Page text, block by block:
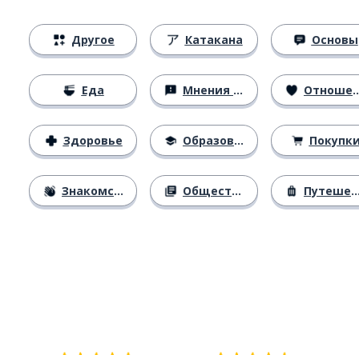
Другое
Еда
Здоровье
Знакомство
Катакана
Мнения и убеждения
Образование
Общество
Основы
Отношения
Путешествия